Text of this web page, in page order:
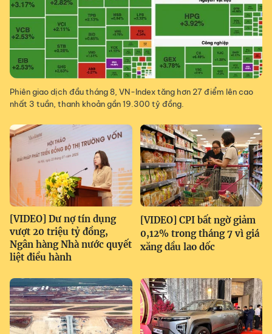
Phiên giao dịch đầu tháng 8, VN-Index tăng hơn 27 điểm lên cao
nhất 3 tuần, thanh khoản gần 19.300 tỷ đồng.
[VIDEO] Dư nợ tín dụng
vượt 20 triệu tỷ đồng,
Ngân hàng Nhà nước quyết
liệt điều hành
[VIDEO] CPI bất ngờ giảm
0,12% trong tháng 7 vì giá
xăng dầu lao dốc